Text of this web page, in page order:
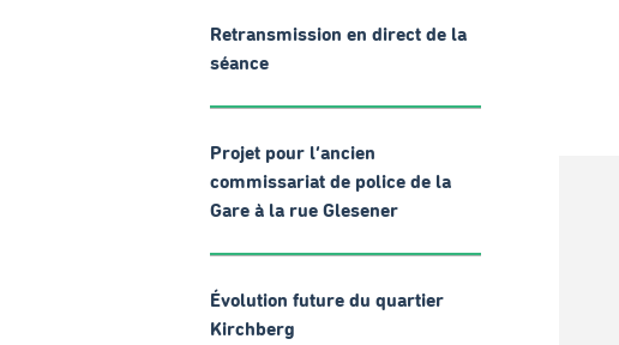
Retransmission en direct de la
séance
Projet pour l’ancien
commissariat de police de la
Gare à la rue Glesener
Évolution future du quartier
Kirchberg